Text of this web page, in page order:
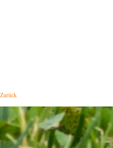
Zurück